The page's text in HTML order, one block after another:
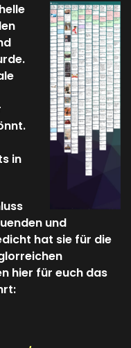
in
und
hat sie für die
hier für euch das